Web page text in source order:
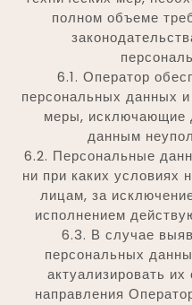
полном объеме
6.1. Оператор
персональных данных
меры, исключающие
данным
6.2. Персональные
ни при каких условиях
лицам, за
исполнением
6.3. В случае
персональных
актуализировать
направления